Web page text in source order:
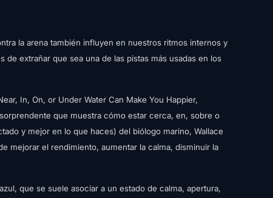
la arena también influyen en nuestros ritmos internos y
extrañar que sea una de las pistas más usadas en los
In, On, or Under Water Can Make You Happier,
que muestra cómo estar cerca, en, sobre o
y mejor en lo que haces) del biólogo marino, Wallace
mejorar el rendimiento, aumentar la calma, disminuir la
que se suele asociar a un estado de calma, apertura,